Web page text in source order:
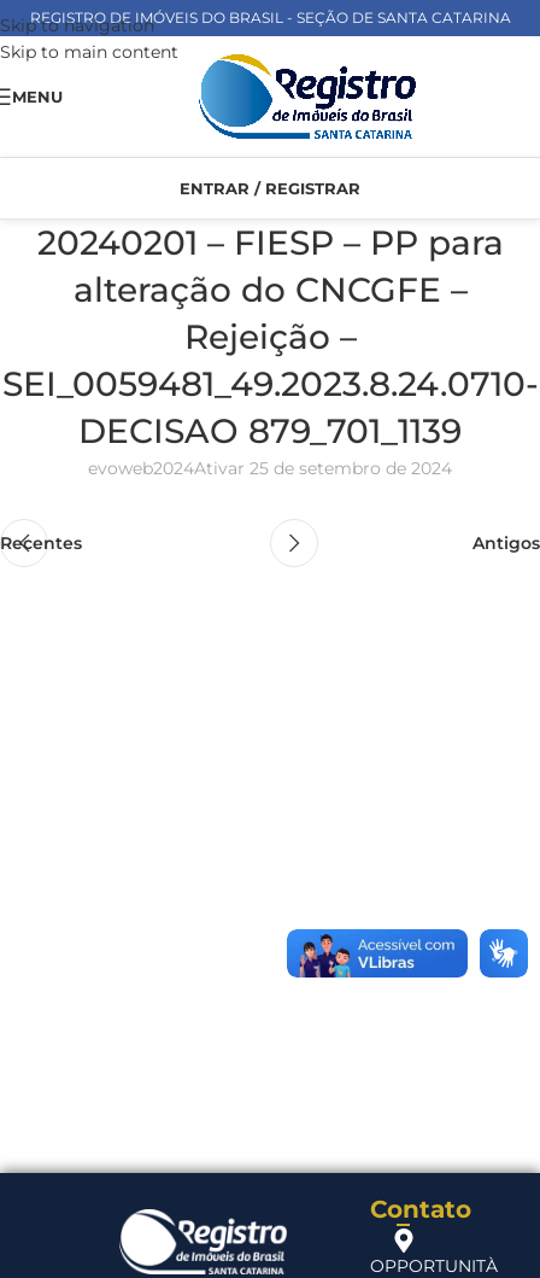
Skip to navigation
Skip to main content
REGISTRO DE IMÓVEIS DO BRASIL - SEÇÃO DE SANTA CATARINA
MENU
ENTRAR / REGISTRAR
20240201 – FIESP – PP para
alteração do CNCGFE –
Rejeição –
SEI_0059481_49.2023.8.24.0710-
DECISAO 879_701_1139
evoweb2024Ativar 25 de setembro de 2024
Recentes Antigos
Contato
OPPORTUNITÀ